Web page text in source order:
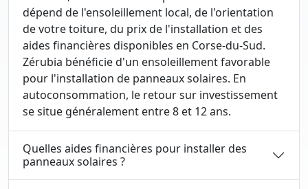
dépend de l'ensoleillement local, de l'orientation
de votre toiture, du prix de l'installation et des
aides financières disponibles en Corse-du-Sud.
Zérubia bénéficie d'un ensoleillement favorable
pour l'installation de panneaux solaires. En
autoconsommation, le retour sur investissement
se situe généralement entre 8 et 12 ans.
Quelles aides financières pour installer des
panneaux solaires ?